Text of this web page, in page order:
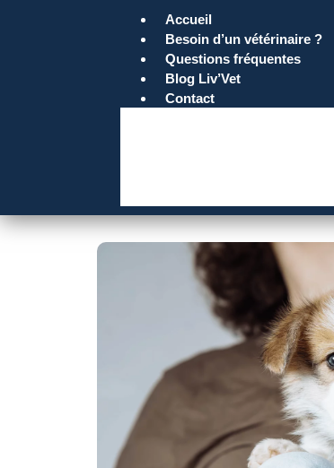
Accueil
Besoin d’un vétérinaire ?
Questions fréquentes
Blog Liv’Vet
Contact